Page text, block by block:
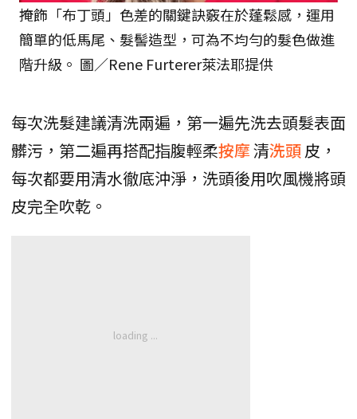
掩飾「布丁頭」色差的關鍵訣竅在於蓬鬆感，運用
簡單的低馬尾、髮髻造型，可為不均勻的髮色做進
階升級。 圖／Rene Furterer萊法耶提供
每次洗髮建議清洗兩遍，第一遍先洗去頭髮表面
髒污，第二遍再搭配指腹輕柔按摩清洗頭皮，
每次都要用清水徹底沖淨，洗頭後用吹風機將頭
皮完全吹乾。